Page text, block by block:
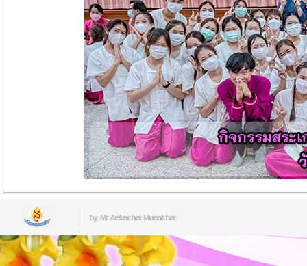
by Mr.Aekachai Muenkhat